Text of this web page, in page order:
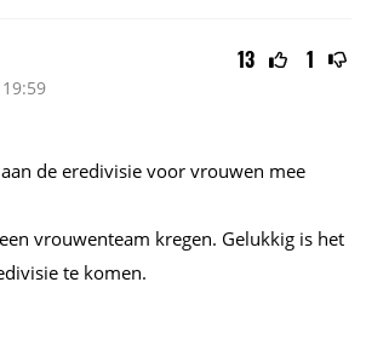
13 1
de eredivisie voor vrouwen mee
vrouwenteam kregen. Gelukkig is het
te komen.